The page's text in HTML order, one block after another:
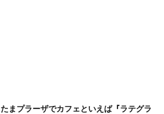
たまプラーザでカフェといえば『ラテグラ